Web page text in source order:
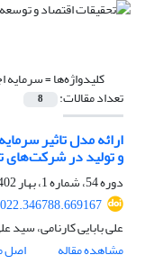
کلیدواژه‌ها =سرمایه
تعداد مقالات: 8
ارائه مدل تاثیر
و تولید در شرکت‌های
دوره 54، شماره 1، بهار 1402، صفحه
علی بابایی کارنامی، سید
مشاهده مقاله
اصل